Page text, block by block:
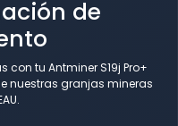
de
tu Antminer S19j Pro+
nuestras granjas mineras